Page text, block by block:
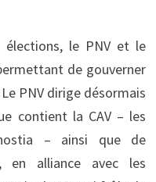
le PNV et le
de gouverner
Le PNV dirige désormais
contient la CAV – les
– ainsi que de
en alliance avec les